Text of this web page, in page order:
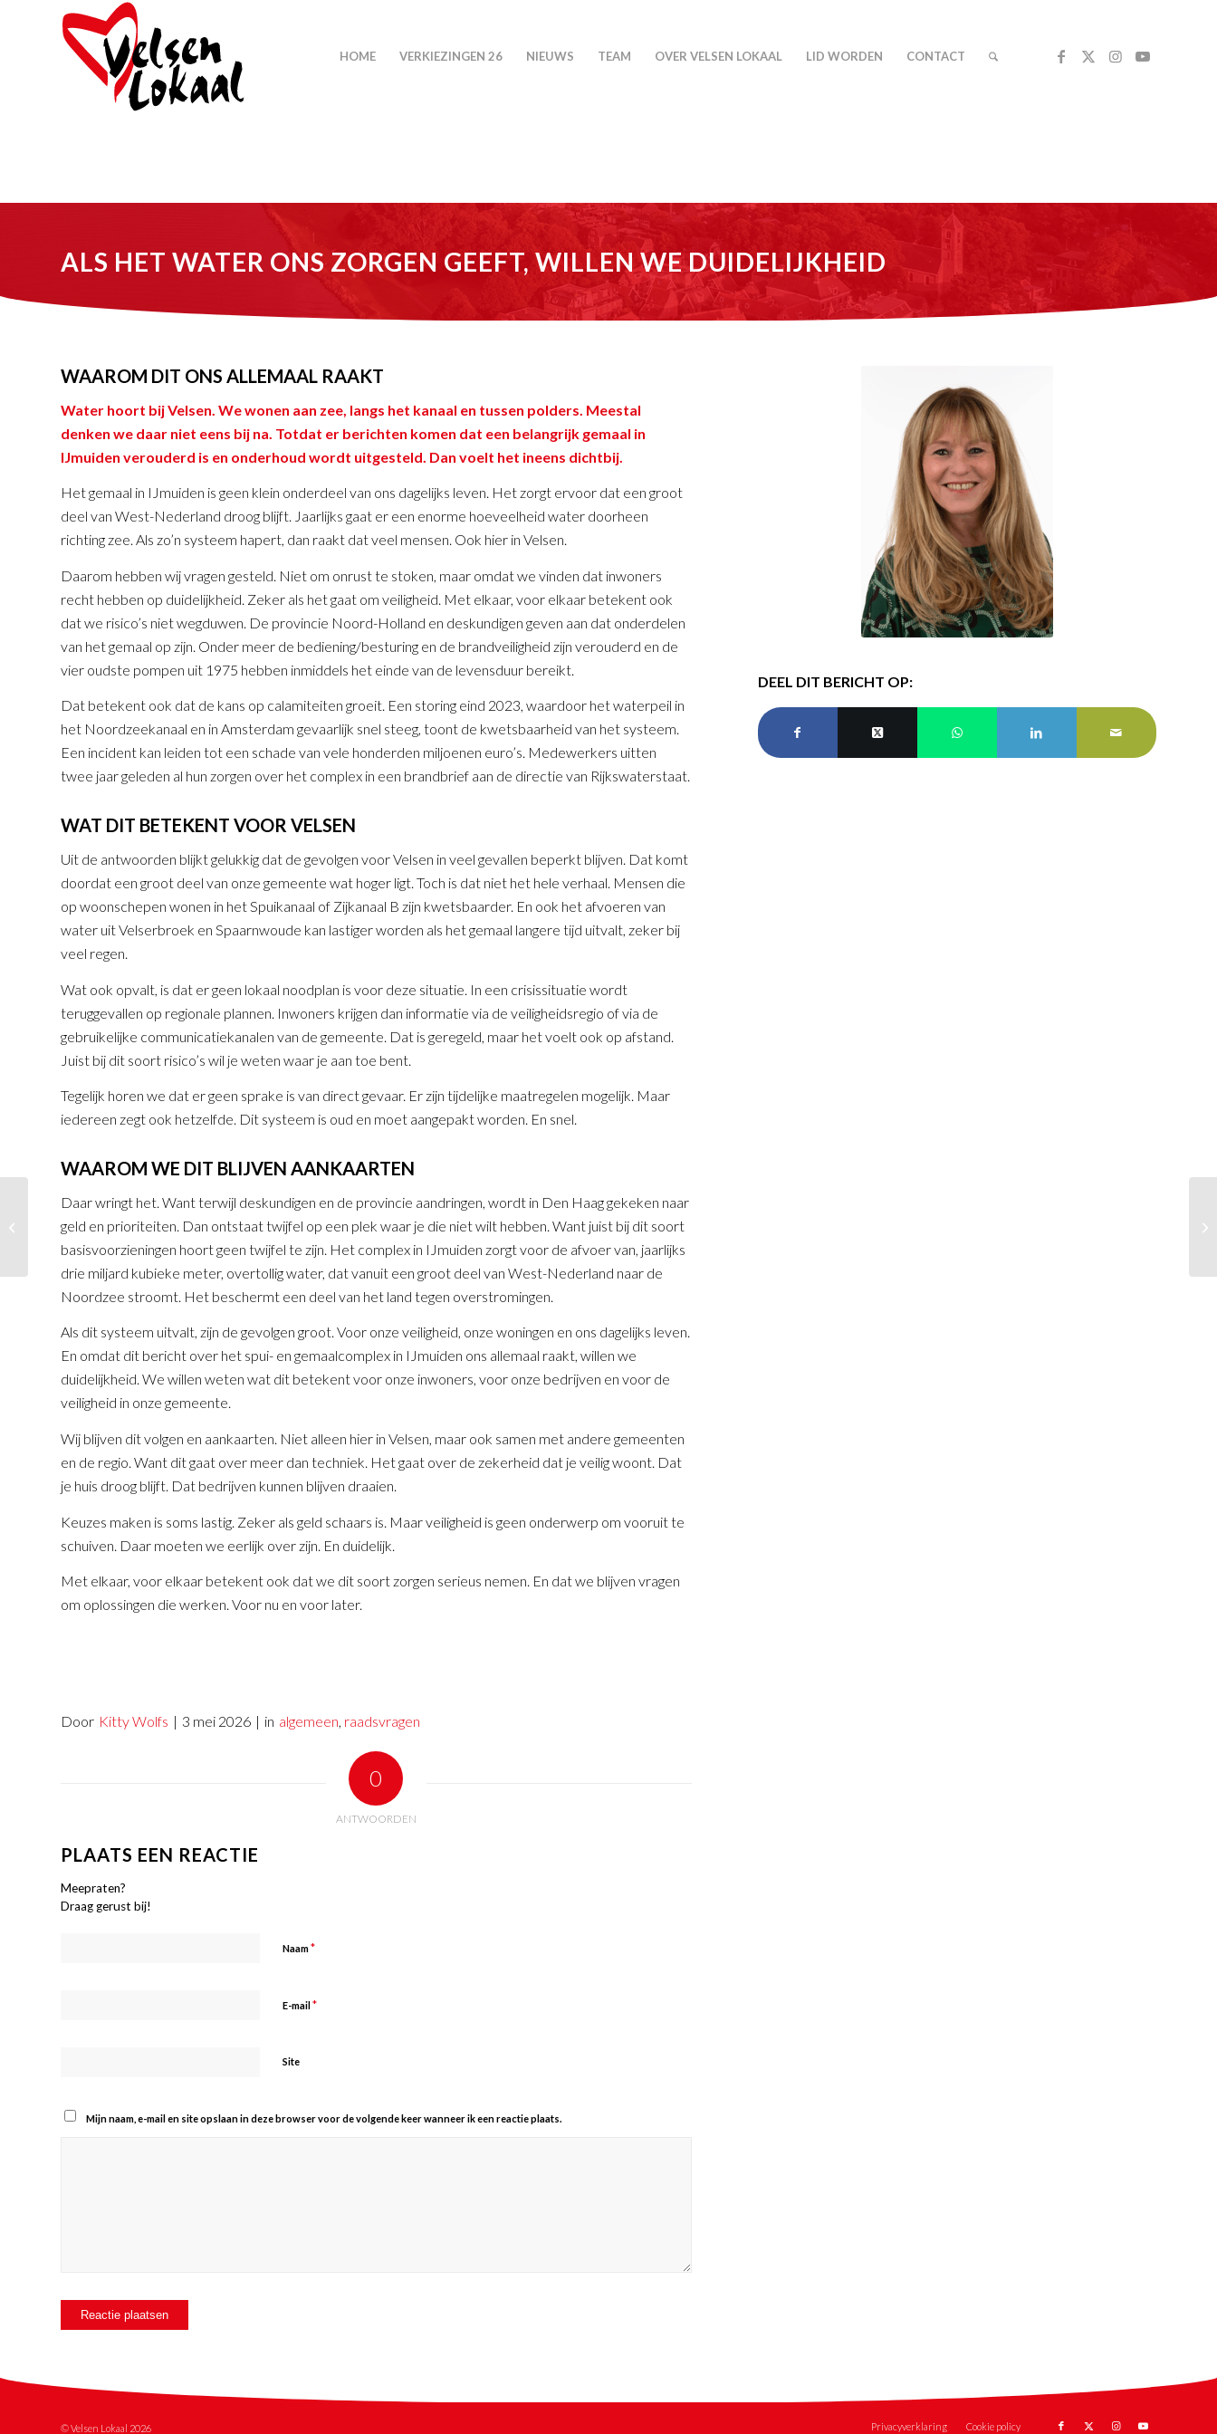
HOME VERKIEZINGEN 26 NIEUWS TEAM OVER VELSEN LOKAAL LID WORDEN CONTACT
ALS HET WATER ONS ZORGEN GEEFT, WILLEN WE DUIDELIJKHEID
WAAROM DIT ONS ALLEMAAL RAAKT
Water hoort bij Velsen. We wonen aan zee, langs het kanaal en tussen polders. Meestal
denken we daar niet eens bij na. Totdat er berichten komen dat een belangrijk gemaal in
IJmuiden verouderd is en onderhoud wordt uitgesteld. Dan voelt het ineens dichtbij.
Het gemaal in IJmuiden is geen klein onderdeel van ons dagelijks leven. Het zorgt ervoor dat een groot
deel van West-Nederland droog blijft. Jaarlijks gaat er een enorme hoeveelheid water doorheen
richting zee. Als zo’n systeem hapert, dan raakt dat veel mensen. Ook hier in Velsen.
Daarom hebben wij vragen gesteld. Niet om onrust te stoken, maar omdat we vinden dat inwoners
recht hebben op duidelijkheid. Zeker als het gaat om veiligheid. Met elkaar, voor elkaar betekent ook
dat we risico’s niet wegduwen. De provincie Noord-Holland en deskundigen geven aan dat onderdelen
van het gemaal op zijn. Onder meer de bediening/besturing en de brandveiligheid zijn verouderd en de
vier oudste pompen uit 1975 hebben inmiddels het einde van de levensduur bereikt.
Dat betekent ook dat de kans op calamiteiten groeit. Een storing eind 2023, waardoor het waterpeil in
het Noordzeekanaal en in Amsterdam gevaarlijk snel steeg, toont de kwetsbaarheid van het systeem.
Een incident kan leiden tot een schade van vele honderden miljoenen euro’s. Medewerkers uitten
twee jaar geleden al hun zorgen over het complex in een brandbrief aan de directie van Rijkswaterstaat.
WAT DIT BETEKENT VOOR VELSEN
Uit de antwoorden blijkt gelukkig dat de gevolgen voor Velsen in veel gevallen beperkt blijven. Dat komt
doordat een groot deel van onze gemeente wat hoger ligt. Toch is dat niet het hele verhaal. Mensen die
op woonschepen wonen in het Spuikanaal of Zijkanaal B zijn kwetsbaarder. En ook het afvoeren van
water uit Velserbroek en Spaarnwoude kan lastiger worden als het gemaal langere tijd uitvalt, zeker bij
veel regen.
Wat ook opvalt, is dat er geen lokaal noodplan is voor deze situatie. In een crisissituatie wordt
teruggevallen op regionale plannen. Inwoners krijgen dan informatie via de veiligheidsregio of via de
gebruikelijke communicatiekanalen van de gemeente. Dat is geregeld, maar het voelt ook op afstand.
Juist bij dit soort risico’s wil je weten waar je aan toe bent.
Tegelijk horen we dat er geen sprake is van direct gevaar. Er zijn tijdelijke maatregelen mogelijk. Maar
iedereen zegt ook hetzelfde. Dit systeem is oud en moet aangepakt worden. En snel.
WAAROM WE DIT BLIJVEN AANKAARTEN
Daar wringt het. Want terwijl deskundigen en de provincie aandringen, wordt in Den Haag gekeken naar
geld en prioriteiten. Dan ontstaat twijfel op een plek waar je die niet wilt hebben. Want juist bij dit soort
basisvoorzieningen hoort geen twijfel te zijn. Het complex in IJmuiden zorgt voor de afvoer van, jaarlijks
drie miljard kubieke meter, overtollig water, dat vanuit een groot deel van West-Nederland naar de
Noordzee stroomt. Het beschermt een deel van het land tegen overstromingen.
Als dit systeem uitvalt, zijn de gevolgen groot. Voor onze veiligheid, onze woningen en ons dagelijks leven.
En omdat dit bericht over het spui- en gemaalcomplex in IJmuiden ons allemaal raakt, willen we
duidelijkheid. We willen weten wat dit betekent voor onze inwoners, voor onze bedrijven en voor de
veiligheid in onze gemeente.
Wij blijven dit volgen en aankaarten. Niet alleen hier in Velsen, maar ook samen met andere gemeenten
en de regio. Want dit gaat over meer dan techniek. Het gaat over de zekerheid dat je veilig woont. Dat
je huis droog blijft. Dat bedrijven kunnen blijven draaien.
Keuzes maken is soms lastig. Zeker als geld schaars is. Maar veiligheid is geen onderwerp om vooruit te
schuiven. Daar moeten we eerlijk over zijn. En duidelijk.
Met elkaar, voor elkaar betekent ook dat we dit soort zorgen serieus nemen. En dat we blijven vragen
om oplossingen die werken. Voor nu en voor later.
Door Kitty Wolfs | 3 mei 2026 | in algemeen, raadsvragen
0
ANTWOORDEN
PLAATS EEN REACTIE
Meepraten?
Draag gerust bij!
Naam*
E-mail *
Site
Mijn naam, e-mail en site opslaan in deze browser voor de volgende keer wanneer ik een reactie plaats.
DEEL DIT BERICHT OP:
© Velsen Lokaal 2026 Privacyverklaring Cookie policy
Raadsperiode afgesloten
en nieuwe raad
geïnstalleerd